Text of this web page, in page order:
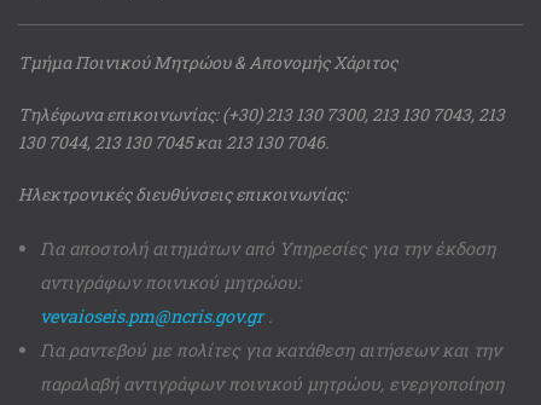
Τμήμα Ποινικού Μητρώου & Απονομής Χάριτος
Τηλέφωνα επικοινωνίας: (+30) 213 130 7300, 213 130 7043, 213
130 7044, 213 130 7045 και 213 130 7046.
Ηλεκτρονικές διευθύνσεις επικοινωνίας:
Για αποστολή αιτημάτων από Υπηρεσίες για την έκδοση
αντιγράφων ποινικού μητρώου:
vevaioseis.pm@ncris.gov.gr.
Για ραντεβού με πολίτες για κατάθεση αιτήσεων και την
παραλαβή αντιγράφων ποινικού μητρώου, ενεργοποίηση